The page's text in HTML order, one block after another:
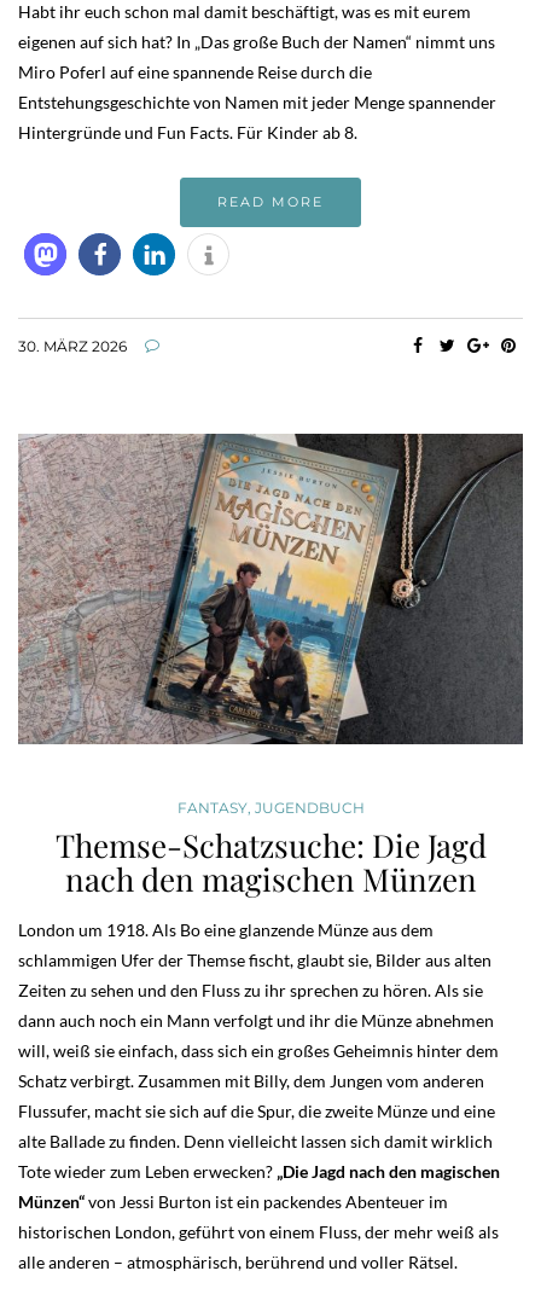
Habt ihr euch schon mal damit beschäftigt, was es mit eurem
eigenen auf sich hat? In „Das große Buch der Namen“ nimmt uns
Miro Poferl auf eine spannende Reise durch die
Entstehungsgeschichte von Namen mit jeder Menge spannender
Hintergründe und Fun Facts. Für Kinder ab 8.
READ MORE
30. MÄRZ 2026
FANTASY, JUGENDBUCH
Themse-Schatzsuche: Die Jagd
nach den magischen Münzen
London um 1918. Als Bo eine glanzende Münze aus dem
schlammigen Ufer der Themse fischt, glaubt sie, Bilder aus alten
Zeiten zu sehen und den Fluss zu ihr sprechen zu hören. Als sie
dann auch noch ein Mann verfolgt und ihr die Münze abnehmen
will, weiß sie einfach, dass sich ein großes Geheimnis hinter dem
Schatz verbirgt. Zusammen mit Billy, dem Jungen vom anderen
Flussufer, macht sie sich auf die Spur, die zweite Münze und eine
alte Ballade zu finden. Denn vielleicht lassen sich damit wirklich
Tote wieder zum Leben erwecken? „Die Jagd nach den magischen
Münzen“von Jessi Burton ist ein packendes Abenteuer im
historischen London, geführt von einem Fluss, der mehr weiß als
alle anderen – atmosphärisch, berührend und voller Rätsel.